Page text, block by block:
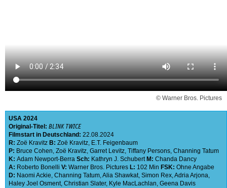
© Warner Bros. Pictures
USA 2024
Original-Titel: BLINK TWICE
Filmstart in Deutschland: 22.08.2024
R: Zoë Kravitz B: Zoë Kravitz, E.T. Feigenbaum
P: Bruce Cohen, Zoë Kravitz, Garret Levitz, Tiffany Persons, Channing Tatum
K: Adam Newport-Berra Sch: Kathryn J. Schubert M: Chanda Dancy
A: Roberto Bonelli V: Warner Bros. Pictures L: 102 Min FSK: Ohne Angabe
D: Naomi Ackie, Channing Tatum,Alia Shawkat, Simon Rex,Adria Arjona,
Haley Joel Osment, Christian Slater, Kyle MacLachlan, Geena Davis